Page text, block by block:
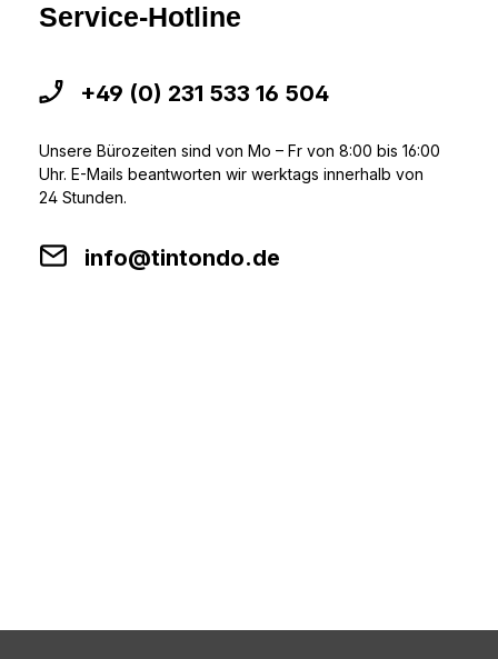
Service-Hotline
+49 (0) 231 533 16 504
Unsere Bürozeiten sind von Mo – Fr von 8:00 bis 16:00
Uhr. E-Mails beantworten wir werktags innerhalb von
24 Stunden.
info@tintondo.de